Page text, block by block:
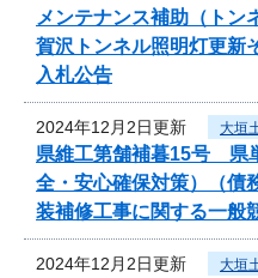
メンテナンス補助（トン
賀沢トンネル照明灯更新
入札公告
2024年12月2日更新 大垣
県維工第舗補暮15号 県
全・安心確保対策）（
装補修工事に関する一般
2024年12月2日更新 大垣